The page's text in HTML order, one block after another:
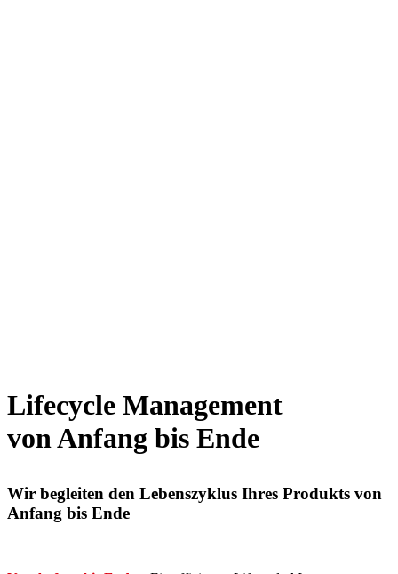
Lifecycle Management
von Anfang bis Ende
Wir begleiten den Lebenszyklus Ihres Produkts von
Anfang bis Ende